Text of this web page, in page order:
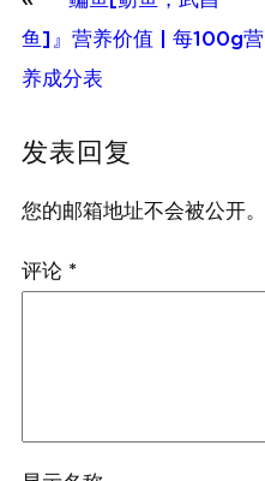
鱼]』营养价值 | 每100g营
养成分表
发表回复
您的邮箱地址不会被公开。
评论 *